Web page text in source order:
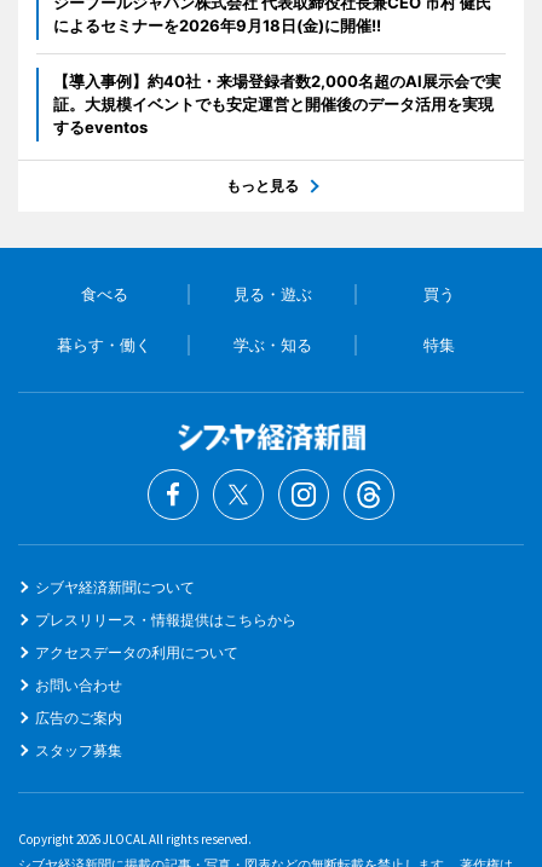
によるセミナーを2026年9月18日(金)に開催!!
【導入事例】約40社・来場登録者数2,000名超のAI展示会で実
証。大規模イベントでも安定運営と開催後のデータ活用を実現
するeventos
もっと見る
食べる 見る・遊ぶ 買う
暮らす・働く 学ぶ・知る 特集
シブヤ経済新聞について
プレスリリース・情報提供はこちらから
アクセスデータの利用について
お問い合わせ
広告のご案内
スタッフ募集
Copyright 2026 JLOCAL All rights reserved.